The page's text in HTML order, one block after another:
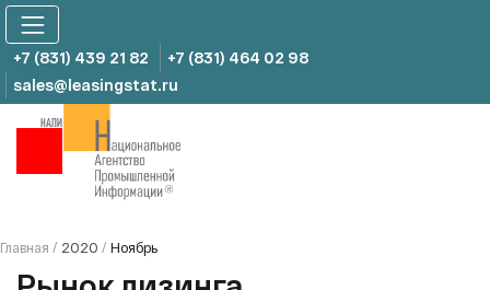
Skip
content
+7 (831) 439 21 82
+7 (831) 464 02 98
sales@leasingstat.ru
Главная / 2020 / Ноябрь